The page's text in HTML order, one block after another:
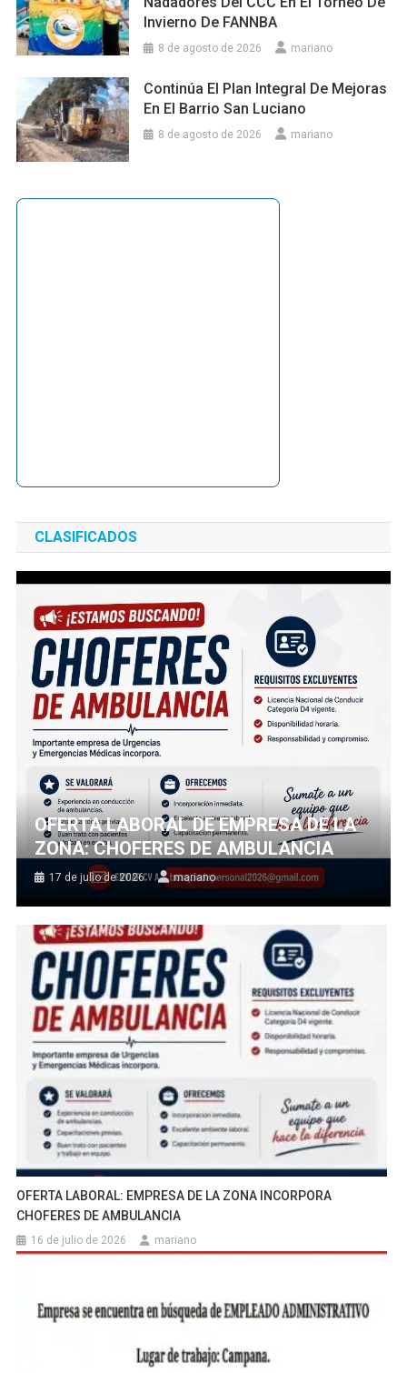
Invierno De FANNBA
8 de agosto de 2026 mariano
Continúa El Plan Integral De Mejoras
En El Barrio San Luciano
8 de agosto de 2026 mariano
CLASIFICADOS
OFERTA LABORAL DE EMPRESA DE LA
ZONA: CHOFERES DE AMBULANCIA
17 de julio de 2026 mariano
OFERTA LABORAL: EMPRESA DE LA ZONA INCORPORA
CHOFERES DE AMBULANCIA
16 de julio de 2026 mariano